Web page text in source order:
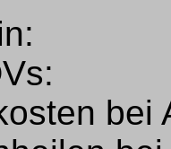
bei